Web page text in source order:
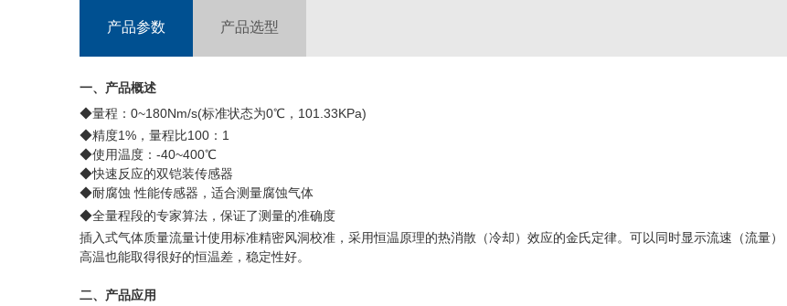
产品参数 产品选型
一、产品概述
◆量程：0~180Nm/s(标准状态为0℃，101.33KPa)
◆精度1%，量程比100：1
◆使用温度：-40~400℃
◆快速反应的双铠装传感器
◆耐腐蚀 性能传感器，适合测量腐蚀气体
◆全量程段的专家算法，保证了测量的准确度
插入式气体质量流量计使用标准精密风洞校准，采用恒温原理的热消散（冷却）效应的金氏定律。可以同时显示流速（流量
高温也能取得很好的恒温差，稳定性好。
二、产品应用